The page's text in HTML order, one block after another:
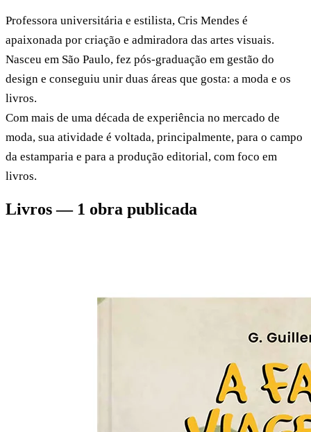
Professora universitária e estilista, Cris Mendes é
apaixonada por criação e admiradora das artes visuais.
Nasceu em São Paulo, fez pós-graduação em gestão do
design e conseguiu unir duas áreas que gosta: a moda e os
livros.
Com mais de uma década de experiência no mercado de
moda, sua atividade é voltada, principalmente, para o campo
da estamparia e para a produção editorial, com foco em
livros.
Livros — 1 obra publicada